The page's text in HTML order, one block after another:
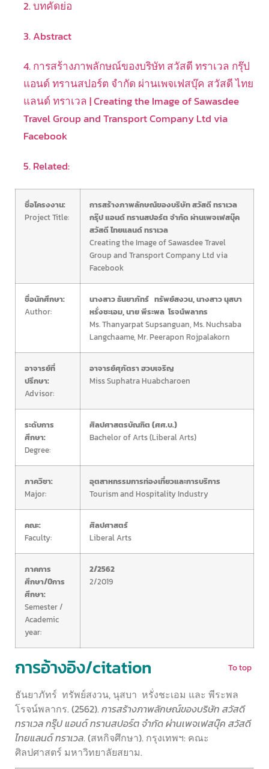
2. บทคัดย่อ
3. Abstract
4. การสร้างภาพลักษณ์ของบริษัท สวัสดี ทราเวล กรุ๊ป
แอนด์ ทรานสปอร์ต จำกัด ผ่านเพจเฟสบุ๊ค สวัสดี ไทย
แลนด์ ทราเวล | Creating the Image of Sawasdee
Travel Group and Transport Company Ltd via
Facebook
5. Related:
ชื่อโครงงาน:
Project Title:
การสร้างภาพลักษณ์ของบริษัท สวัสดี ทราเวล
กรุ๊ป แอนด์ ทรานสปอร์ต จำกัด ผ่านเพจเฟสบุ๊ค
สวัสดี ไทยแลนด์ ทราเวล
Creating the Image of Sawasdee Travel
Group and Transport Company Ltd via
Facebook
ชื่อนักศึกษา:
Author:
นางสาว ธันยาภัทร์ ทรัพย์สงวน, นางสาว นุสบา
หรั่งชะเอม, นาย พีระพล โรจน์พลากร
Ms. Thanyarpat Supsanguan, Ms. Nuchsaba
Langchaame, Mr. Peerapon Rojpalakorn
อาจารย์ที่
ปรึกษา:
Advisor:
อาจารย์ศุภัตรา ฮวบเจริญ
Miss Suphatra Huabcharoen
ระดับการ
ศึกษา:
Degree:
ศิลปศาสตรบัณฑิต (ศศ.บ.)
Bachelor of Arts (Liberal Arts)
ภาควิชา:
Major:
อุตสาหกรรมการท่องเที่ยวและการบริการ
Tourism and Hospitality Industry
คณะ:
Faculty:
ศิลปศาสตร์
Liberal Arts
ภาคการ
ศึกษา/ปีการ
ศึกษา:
Semester /
Academic
year:
2/2562
2/2019
การอ้างอิง/citation To top
ธันยาภัทร์ ทรัพย์สงวน, นุสบา หรั่งชะเอม และ พีระพล
โรจน์พลากร. (2562). การสร้างภาพลักษณ์ของบริษัท สวัสดี
ทราเวล กรุ๊ป แอนด์ ทรานสปอร์ต จำกัด ผ่านเพจเฟสบุ๊ค สวัสดี
ไทยแลนด์ ทราเวล. (สหกิจศึกษา). กรุงเทพฯ: คณะ
ศิลปศาสตร์ มหาวิทยาลัยสยาม.